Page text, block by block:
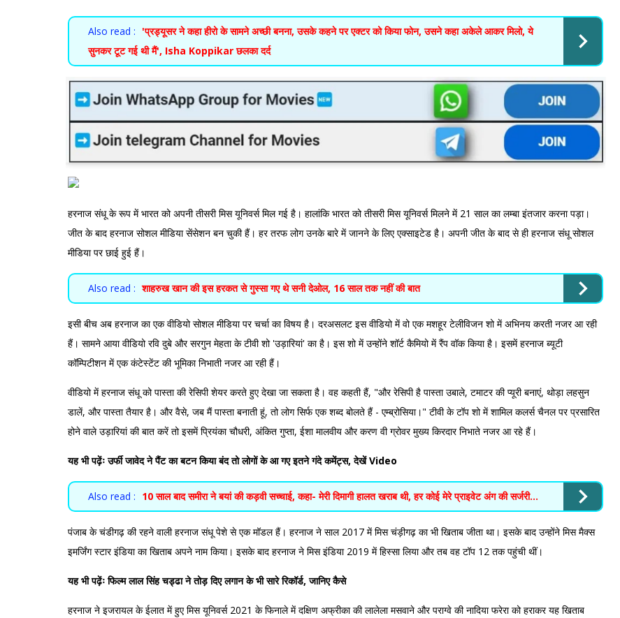
Also read : 'प्रड्यूसर ने कहा हीरो के सामने अच्छी बनना, उसके कहने पर एक्टर को किया फोन, उसने कहा अकेले आकर मिलो, ये
सुनकर टूट गई थी मैं', Isha Koppikar छलका दर्द
हरनाज संधू के रूप में भारत को अपनी तीसरी मिस यूनिवर्स मिल गई है। हालांकि भारत को तीसरी मिस यूनिवर्स मिलने में 21 साल का लम्बा इंतजार करना पड़ा।
जीत के बाद हरनाज सोशल मीडिया सेंसेशन बन चुकी हैं। हर तरफ लोग उनके बारे में जानने के लिए एक्साइटेड है। अपनी जीत के बाद से ही हरनाज संधू सोशल
मीडिया पर छाई हुई हैं।
Also read : शाहरुख खान की इस हरकत से गुस्सा गए थे सनी देओल, 16 साल तक नहीं की बात
इसी बीच अब हरनाज का एक वीडियो सोशल मीडिया पर चर्चा का विषय है। दरअसलट इस वीडियो में वो एक मशहूर टेलीविजन शो में अभिनय करती नजर आ रही
हैं। सामने आया वीडियो रवि दुबे और सरगुन मेहता के टीवी शो 'उड़ारियां' का है। इस शो में उन्होंने शॉर्ट कैमियो में रैंप वॉक किया है। इसमें हरनाज ब्यूटी
कॉम्पिटीशन में एक कंटेस्टेंट की भूमिका निभाती नजर आ रही हैं।
वीडियो में हरनाज संधू को पास्ता की रेसिपी शेयर करते हुए देखा जा सकता है। वह कहती हैं, "और रेसिपी है पास्ता उबाले, टमाटर की प्यूरी बनाएं, थोड़ा लहसुन
डालें, और पास्ता तैयार है। और वैसे, जब मैं पास्ता बनाती हूं, तो लोग सिर्फ एक शब्द बोलते हैं - एम्ब्रोसिया।" टीवी के टॉप शो में शामिल कलर्स चैनल पर प्रसारित
होने वाले उड़ारियां की बात करें तो इसमें प्रियंका चौधरी, अंकित गुप्ता, ईशा मालवीय और करण वी ग्रोवर मुख्य किरदार निभाते नजर आ रहे हैं।
यह भी पढ़ेंःउर्फी जावेद ने पैंट का बटन किया बंद तो लोगों के आ गए इतने गंदे कमेंट्स, देखें Video
Also read : 10 साल बाद समीरा ने बयां की कड़वी सच्चाई, कहा- मेरी दिमागी हालत खराब थी, हर कोई मेरे प्राइवेट अंग की सर्जरी...
पंजाब के चंडीगढ़ की रहने वाली हरनाज संधू पेशे से एक मॉडल हैं। हरनाज ने साल 2017 में मिस चंड़ीगढ़ का भी खिताब जीता था। इसके बाद उन्होंने मिस मैक्स
इमर्जिंग स्टार इंडिया का खिताब अपने नाम किया। इसके बाद हरनाज ने मिस इंडिया 2019 में हिस्सा लिया और तब वह टॉप 12 तक पहुंची थीं।
यह भी पढ़ेंःफिल्म लाल सिंह चड्ढा ने तोड़ दिए लगान के भी सारे रिकॉर्ड, जानिए कैसे
हरनाज ने इजरायल के ईलात में हुए मिस यूनिवर्स 2021 के फिनाले में दक्षिण अफ्रीका की लालेला मसवाने और पराग्वे की नादिया फरेरा को हराकर यह खिताब